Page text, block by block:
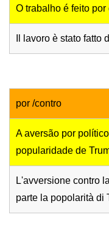
O trabalho é feito por
Il lavoro è stato fatto
por /contro
A aversão por
popularidade de
L'avversione contro
parte la popolarità di